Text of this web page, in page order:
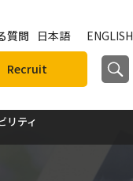
質問 日本語 ENGLISH
Recruit
リティ